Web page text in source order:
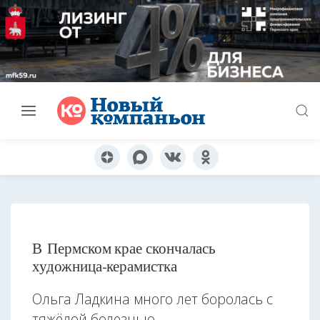
В Пермском крае скончалась
художница-керамистка
Ольга Ладкина много лет боролась с